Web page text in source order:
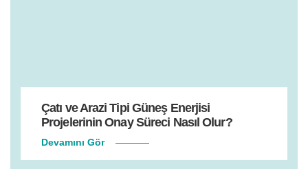
Çatı ve Arazi Tipi Güneş Enerjisi
Projelerinin Onay Süreci Nasıl Olur?
Devamını Gör